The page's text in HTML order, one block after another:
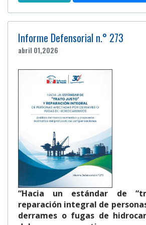
Informe Defensorial n.° 273
abril 01,2026
“Hacia un estándar de
reparación integral de
derrames o fugas de